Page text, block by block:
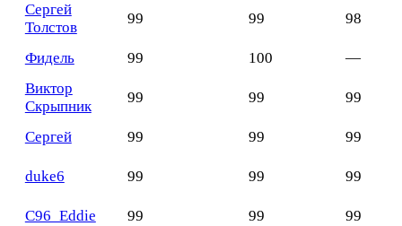
Сергей
Толстов
99 99 98
Фидель 99 100
—
Виктор
Скрыпник
99 99 99
Сергей 99 99 99
duke6 99 99 99
C96_Eddie 99 99 99